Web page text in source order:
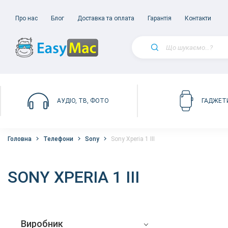
Про нас Блог Доставка та оплата Гарантія Контакти
АУДІО, ТВ, ФОТО
Головна Телефони Sony Sony Xperia 1 III
SONY XPERIA 1 III
Виробник